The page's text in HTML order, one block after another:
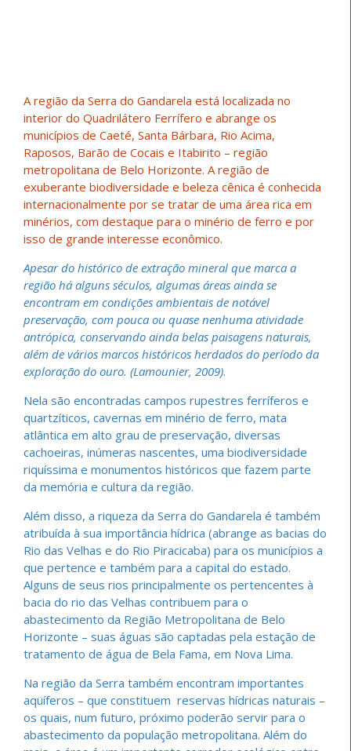
A região da Serra do Gandarela está localizada no
interior do Quadrilátero Ferrífero e abrange os
municípios de Caeté, Santa Bárbara, Rio Acima,
Raposos, Barão de Cocais e Itabirito – região
metropolitana de Belo Horizonte. A região de
exuberante biodiversidade e beleza cênica é conhecida
internacionalmente por se tratar de uma área rica em
minérios, com destaque para o minério de ferro e por
isso de grande interesse econômico.
Apesar do histórico de extração mineral que marca a
região há alguns séculos, algumas áreas ainda se
encontram em condições ambientais de notável
preservação, com pouca ou quase nenhuma atividade
antrópica, conservando ainda belas paisagens naturais,
além de vários marcos históricos herdados do período da
exploração do ouro. (Lamounier, 2009).
Nela são encontradas campos rupestres ferríferos e
quartzíticos, cavernas em minério de ferro, mata
atlântica em alto grau de preservação, diversas
cachoeiras, inúmeras nascentes, uma biodiversidade
riquíssima e monumentos históricos que fazem parte
da memória e cultura da região.
Além disso, a riqueza da Serra do Gandarela é também
atribuída à sua importância hídrica (abrange as bacias do
Rio das Velhas e do Rio Piracicaba) para os municípios a
que pertence e também para a capital do estado.
Alguns de seus rios principalmente os pertencentes à
bacia do rio das Velhas contribuem para o
abastecimento da Região Metropolitana de Belo
Horizonte – suas águas são captadas pela estação de
tratamento de água de Bela Fama, em Nova Lima.
Na região da Serra também encontram importantes
aqüíferos – que constituem reservas hídricas naturais –
os quais, num futuro, próximo poderão servir para o
abastecimento da população metropolitana. Além do